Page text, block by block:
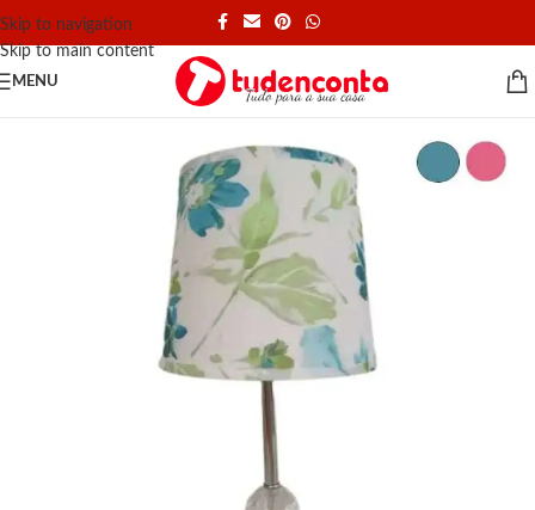
Skip to navigation
Skip to main content
MENU